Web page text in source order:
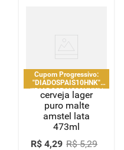
Cupom Progressivo:
"DIADOSPAIS10HNK"
|"DIADOSPAIS20HNK" |
"DIADOSPAIS30HNK" |
limitado a 2 pedido por
CPF
cerveja lager
puro malte
amstel lata
473ml
R$ 4,29 R$ 5,29